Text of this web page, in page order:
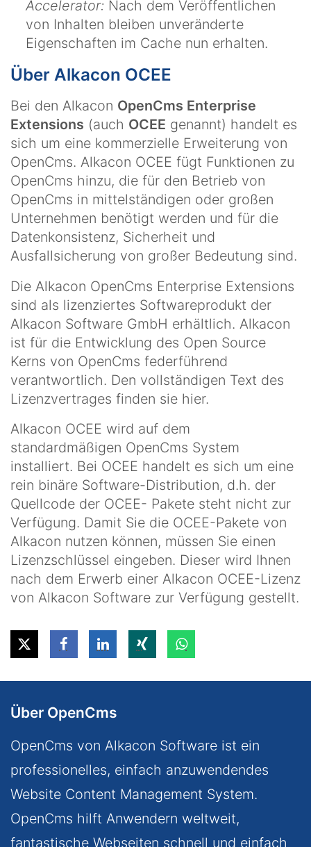
Accelerator: Nach dem Veröffentlichen
von Inhalten bleiben unveränderte
Eigenschaften im Cache nun erhalten.
Über Alkacon OCEE
Bei den Alkacon OpenCms Enterprise
Extensions (auch OCEE genannt) handelt es
sich um eine kommerzielle Erweiterung von
OpenCms. Alkacon OCEE fügt Funktionen zu
OpenCms hinzu, die für den Betrieb von
OpenCms in mittelständigen oder großen
Unternehmen benötigt werden und für die
Datenkonsistenz, Sicherheit und
Ausfallsicherung von großer Bedeutung sind.
Die Alkacon OpenCms Enterprise Extensions
sind als lizenziertes Softwareprodukt der
Alkacon Software GmbH erhältlich. Alkacon
ist für die Entwicklung des Open Source
Kerns von OpenCms federführend
verantwortlich. Den vollständigen Text des
Lizenzvertrages finden sie hier.
Alkacon OCEE wird auf dem
standardmäßigen OpenCms System
installiert. Bei OCEE handelt es sich um eine
rein binäre Software-Distribution, d.h. der
Quellcode der OCEE- Pakete steht nicht zur
Verfügung. Damit Sie die OCEE-Pakete von
Alkacon nutzen können, müssen Sie einen
Lizenzschlüssel eingeben. Dieser wird Ihnen
nach dem Erwerb einer Alkacon OCEE-Lizenz
von Alkacon Software zur Verfügung gestellt.
Über OpenCms
OpenCms von Alkacon Software ist ein
professionelles, einfach anzuwendendes
Website Content Management System.
OpenCms hilft Anwendern weltweit,
fantastische Webseiten schnell und einfach